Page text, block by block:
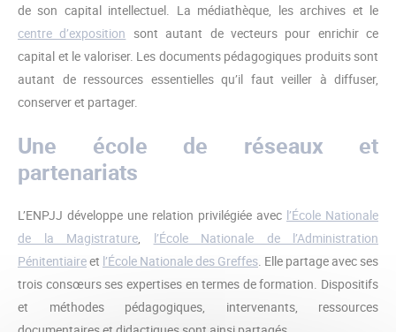
de son capital intellectuel. La médiathèque, les archives et le
centre d’exposition sont autant de vecteurs pour enrichir ce
capital et le valoriser. Les documents pédagogiques produits sont
autant de ressources essentielles qu’il faut veiller à diffuser,
conserver et partager.
Une école de réseaux et
partenariats
L’ENPJJ développe une relation privilégiée avec l’École Nationale
de la Magistrature, l’École Nationale de l’Administration
Pénitentiaireet l’École Nationale des Greffes. Elle partage avec ses
trois consœurs ses expertises en termes de formation. Dispositifs
et méthodes pédagogiques, intervenants, ressources